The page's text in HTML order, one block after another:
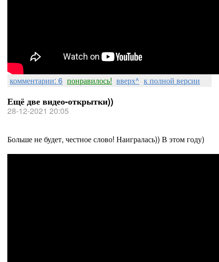
комментарии: 6 понравилось! вверх^ к полной версии
Ещё две видео-открытки))
28-12-2021 20:05
Больше не будет, честное слово! Наигралась)) В этом году)